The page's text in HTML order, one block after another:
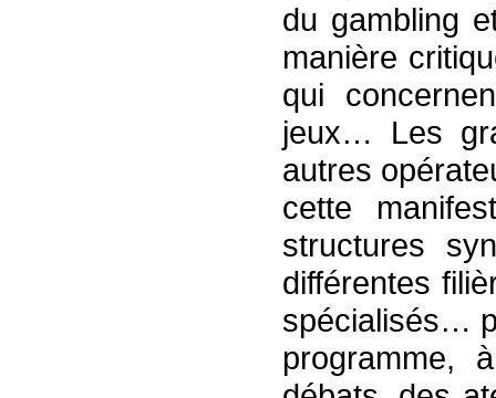
du gambling
manière
qui
jeux… Les
autres
cette
structures
différentes
spécialisés…
programme,